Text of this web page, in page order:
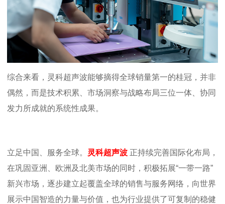
综合来看，灵科超声波能够摘得全球销量第一的桂冠，并非
偶然，而是技术积累、市场洞察与战略布局三位一体、协同
发力所成就的系统性成果。
立足中国、服务全球。 灵科超声波 正持续完善国际化布局，
在巩固亚洲、欧洲及北美市场的同时，积极拓展“一带一路”
新兴市场，逐步建立起覆盖全球的销售与服务网络，向世界
展示中国智造的力量与价值，也为行业提供了可复制的稳健